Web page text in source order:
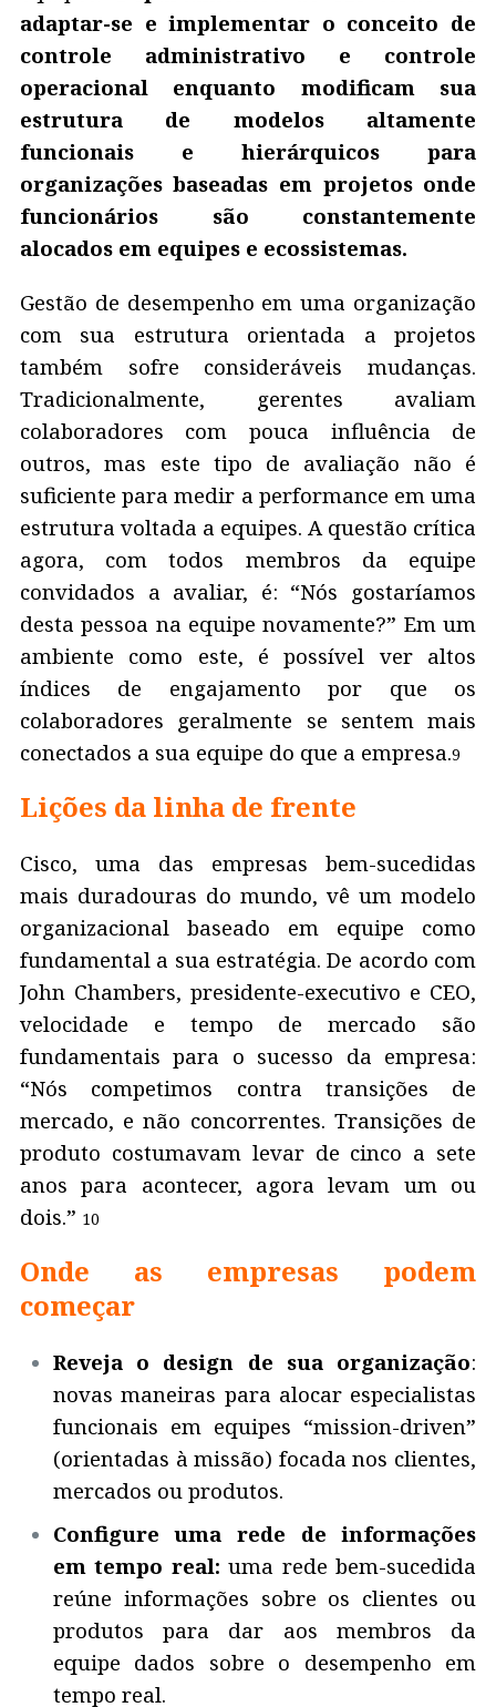
adaptar-se e implementar o conceito de
controle administrativo e controle
operacional enquanto modificam sua
estrutura de modelos altamente
funcionais e hierárquicos para
organizações baseadas em projetos onde
funcionários são constantemente
alocados em equipes e ecossistemas.
Gestão de desempenho em uma organização
com sua estrutura orientada a projetos
também sofre consideráveis mudanças.
Tradicionalmente, gerentes avaliam
colaboradores com pouca influência de
outros, mas este tipo de avaliação não é
suficiente para medir a performance em uma
estrutura voltada a equipes. A questão crítica
agora, com todos membros da equipe
convidados a avaliar, é: “Nós gostaríamos
desta pessoa na equipe novamente?” Em um
ambiente como este, é possível ver altos
índices de engajamento por que os
colaboradores geralmente se sentem mais
conectados a sua equipe do que a empresa.9
Lições da linha de frente
Cisco, uma das empresas bem-sucedidas
mais duradouras do mundo, vê um modelo
organizacional baseado em equipe como
fundamental a sua estratégia. De acordo com
John Chambers, presidente-executivo e CEO,
velocidade e tempo de mercado são
fundamentais para o sucesso da empresa:
“Nós competimos contra transições de
mercado, e não concorrentes. Transições de
produto costumavam levar de cinco a sete
anos para acontecer, agora levam um ou
dois.” 10
Onde as empresas podem
começar
Reveja o design de sua organização:
novas maneiras para alocar especialistas
funcionais em equipes “mission-driven”
(orientadas à missão) focada nos clientes,
mercados ou produtos.
Configure uma rede de informações
em tempo real: uma rede bem-sucedida
reúne informações sobre os clientes ou
produtos para dar aos membros da
equipe dados sobre o desempenho em
tempo real.